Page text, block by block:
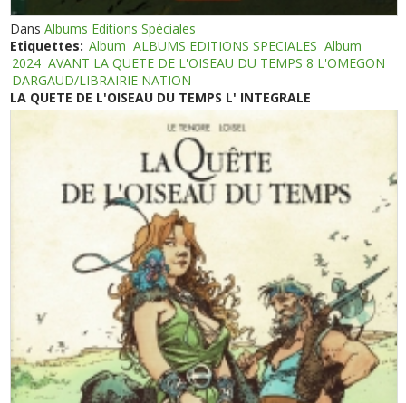
DansAlbums Editions Spéciales
Etiquettes: Album ALBUMS EDITIONS SPECIALES Album
2024 AVANT LA QUETE DE L'OISEAU DU TEMPS 8 L'OMEGON
DARGAUD/LIBRAIRIE NATION
LA QUETE DE L'OISEAU DU TEMPS L' INTEGRALE